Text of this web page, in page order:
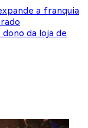
a franquia
da loja de